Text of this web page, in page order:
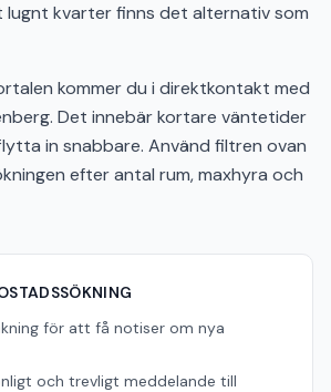
lugnt kvarter finns det alternativ som
kommer du i direktkontakt med
Det innebär kortare väntetider
in snabbare. Använd filtren ovan
efter antal rum, maxhyra och
för att få notiser om nya
och trevligt meddelande till